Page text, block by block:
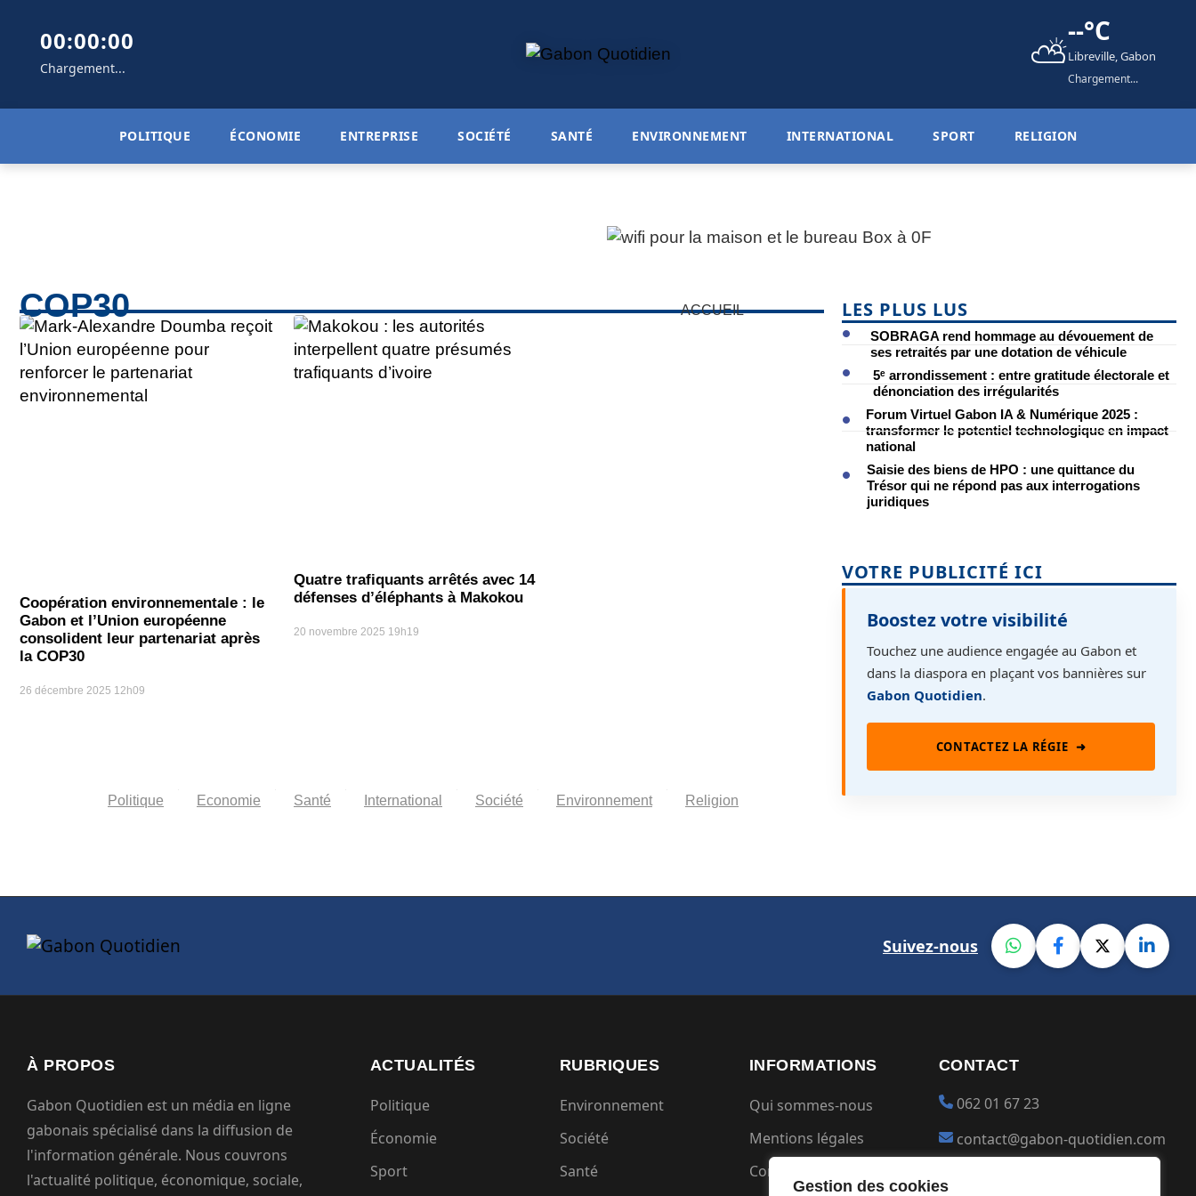
Gestion des cookies
00:00:00
Chargement... ⛅--°C
Libreville, Gabon
Chargement...
POLITIQUE ÉCONOMIE ENTREPRISE SOCIÉTÉ SANTÉ ENVIRONNEMENT INTERNATIONAL SPORT RELIGION
ACCUEIL
COP30
Coopération environnementale : le
Gabon et l’Union européenne
consolident leur partenariat après
la COP30
26 décembre 2025 12h09
Quatre trafiquants arrêtés avec 14
défenses d’éléphants à Makokou
20 novembre 2025 19h19
Politique Economie Santé International Société Environnement Religion
LES PLUS LUS
SOBRAGA rend hommage au dévouement de
ses retraités par une dotation de véhicule
5ᵉ arrondissement : entre gratitude électorale et
dénonciation des irrégularités
Forum Virtuel Gabon IA & Numérique 2025 :
transformer le potentiel technologique en impact
national
Saisie des biens de HPO : une quittance du
Trésor qui ne répond pas aux interrogations
juridiques
VOTRE PUBLICITÉ ICI
Boostez votre visibilité
Touchez une audience engagée au Gabon et
dans la diaspora en plaçant vos bannières sur
Gabon Quotidien.
CONTACTEZ LA RÉGIE ➜
Suivez-nous
À PROPOS
Gabon Quotidien est un média en ligne
gabonais spécialisé dans la diffusion de
l'information générale. Nous couvrons
l'actualité politique, économique, sociale,
ACTUALITÉS
Politique
Économie
Sport
RUBRIQUES
Environnement
Société
Santé
INFORMATIONS
Qui sommes-nous
Mentions légales
Conditions générales
CONTACT
062 01 67 23
contact@gabon-quotidien.com